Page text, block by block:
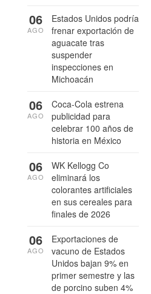
Estados Unidos podría
frenar exportación de
aguacate tras
suspender
inspecciones en
Michoacán
06
AGO
Coca-Cola estrena
publicidad para
celebrar 100 años de
historia en México
06
AGO
WK Kellogg Co
eliminará los
colorantes artificiales
en sus cereales para
finales de 2026
06
AGO
Exportaciones de
vacuno de Estados
Unidos bajan 9% en
primer semestre y las
de porcino suben 4%
06
AGO